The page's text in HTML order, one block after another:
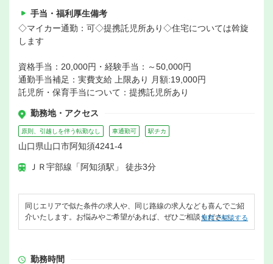
手当・福利厚生備考
◇マイカー通勤：可◇提携託児所あり◇住宅については斡旋
します
資格手当：20,000円・経験手当：～50,000円
通勤手当補足：実費支給 上限あり 月額:19,000円
託児所・保育手当について：提携託児所あり
勤務地・アクセス
原則、引越しを伴う転勤なし 車通勤可 駅チカ
山口県山口市阿知須4241-4
ＪＲ宇部線「阿知須駅」 徒歩3分
同じエリアで似た条件の求人や、同じ路線の求人なども喜んでご紹
介いたします。お悩みやご希望があれば、ぜひご相談ください。
無料で相談する
勤務時間